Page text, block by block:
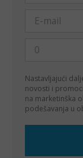
Nastavljajući
novosti i
na marketinška
podešavanja u